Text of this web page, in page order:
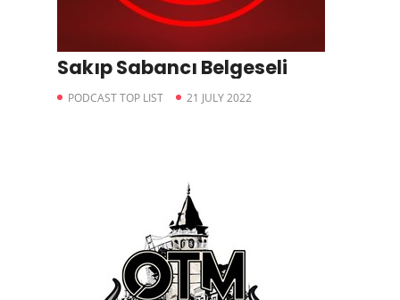
Sakıp Sabancı Belgeseli
PODCAST TOP LIST 21 JULY 2022